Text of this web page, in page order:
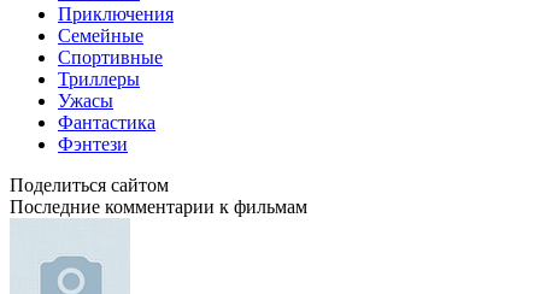
Приключения
Семейные
Спортивные
Триллеры
Ужасы
Фантастика
Фэнтези
Поделиться сайтом
Последние комментарии к фильмам